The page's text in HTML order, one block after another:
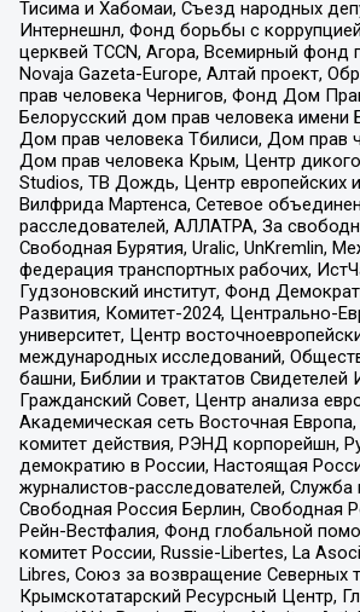
Тисима и Хабомаи, Съезд народных
Интернешнл, Фонд борьбы с
церквей TCCN, Агора, Всемирный фонд
Novaja Gazeta-Europe, Алтай проект,
прав человека Чернигов, Фонд Дом
Белорусский дом прав человека имени
Дом прав человека Тбилиси, Дом прав
Дом прав человека Крым, Центр
Studios, ТВ Дождь, Центр европейских
Вилфрида Мартенса, Сетевое
расследователей, АЛЛАТРА, За
Свободная Бурятия, Uralic, UnKremlin,
федерация транспортных рабочих,
Гудзоновский институт, Фонд
Развития, Комитет-2024, Центрально-
университет, Центр
международных исследований,
башни, Библии и трактатов Свидетелей
Гражданский Совет, Центр анализа
Академическая сеть Восточная
комитет действия, РЭНД корпорейшн,
демократию в России, Настоящая
журналистов-расследователей,
Свободная Россия Берлин, Свободная
Рейн-Вестфалия, Фонд глобальной
комитет России, Russie-Libertes, La
Libres, Союз за возвращение Северных
Крымскотатарский Ресурсный Центр,